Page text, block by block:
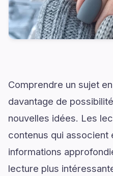
Comprendre un sujet
davantage de
nouvelles idées. Les
contenus qui
informations
lecture plus